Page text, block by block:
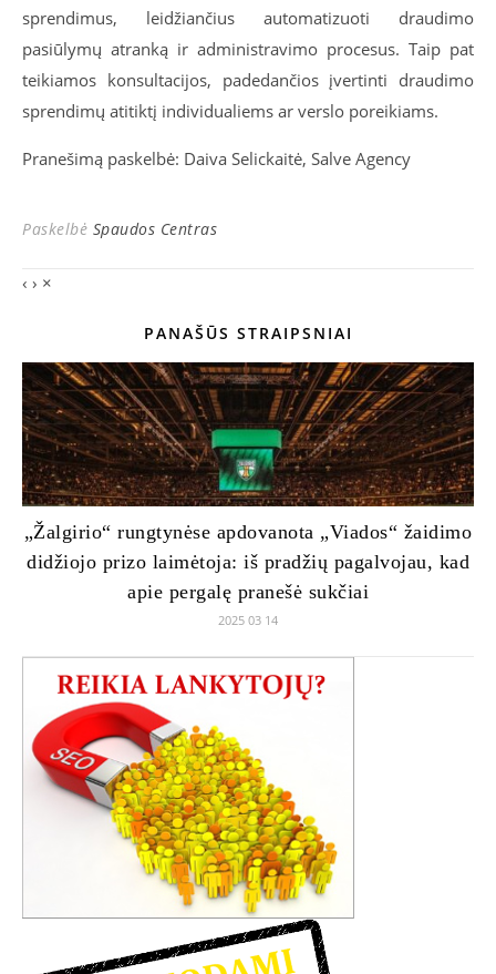
sprendimus, leidžiančius automatizuoti draudimo
pasiūlymų atranką ir administravimo procesus. Taip pat
teikiamos konsultacijos, padedančios įvertinti draudimo
sprendimų atitiktį individualiems ar verslo poreikiams.
Pranešimą paskelbė: Daiva Selickaitė, Salve Agency
Paskelbė Spaudos Centras
‹ › ×
PANAŠŪS STRAIPSNIAI
„Žalgirio“ rungtynėse apdovanota „Viados“ žaidimo
didžiojo prizo laimėtoja: iš pradžių pagalvojau, kad
apie pergalę pranešė sukčiai
2025 03 14